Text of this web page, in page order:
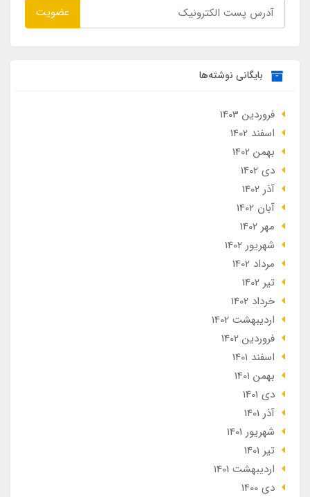
عضویت
بایگانی نوشته‌ها
فروردین 1403
اسفند 1402
بهمن 1402
دی 1402
آذر 1402
آبان 1402
مهر 1402
شهریور 1402
مرداد 1402
تير 1402
خرداد 1402
ارديبهشت 1402
فروردین 1402
اسفند 1401
بهمن 1401
دی 1401
آذر 1401
شهریور 1401
تير 1401
ارديبهشت 1401
دی 1400